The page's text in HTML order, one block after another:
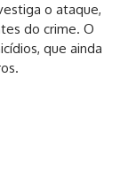
o ataque,
do crime. O
que ainda